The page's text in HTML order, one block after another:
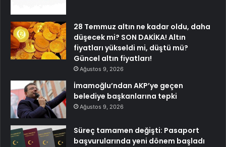
28 Temmuz altın ne kadar oldu, daha
düşecek mi? SON DAKİKA! Altın
fiyatları yükseldi mi, düştü mü?
Güncel altın fiyatları!
Ağustos 9, 2026
İmamoğlu’ndan AKP’ye geçen
belediye başkanlarına tepki
Ağustos 9, 2026
Süreç tamamen değişti: Pasaport
başvurularında yeni dönem başladı